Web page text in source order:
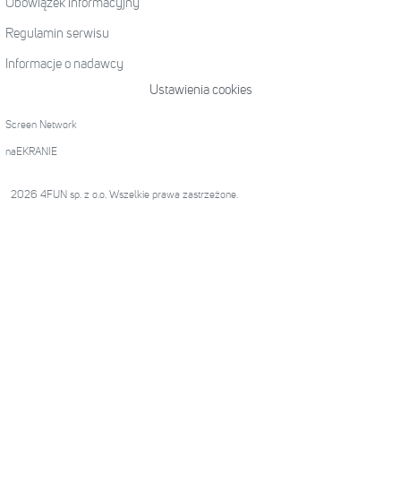
Obowiązek informacyjny
Regulamin serwisu
Informacje o nadawcy
Ustawienia cookies
Screen Network
naEKRANIE
2026 4FUN sp. z o.o. Wszelkie prawa zastrzeżone.